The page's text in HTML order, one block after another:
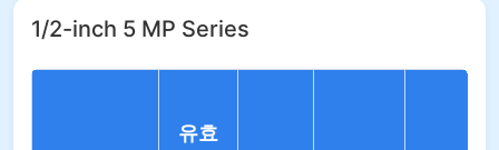
1/2-inch 5 MP Series
유효